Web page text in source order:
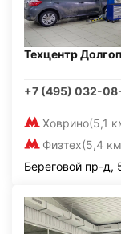
Техцентр
+7 (495) 032-
Ховрино(5,1
Физтех(5,4
Береговой пр-д,